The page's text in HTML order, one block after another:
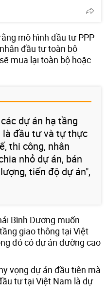
mô hình đầu tư PPP
đầu tư toàn bộ
mua lại toàn bộ hoặc
dự án hạ tầng
là đầu tư và tự thực
thi công, nhân
nhỏ dự án, bán
tiến độ dự án",
Bình Dương muốn
giao thông tại Việt
đó có dự án đường cao
vọng dự án đầu tiên mà
tư tại Việt Nam là dự